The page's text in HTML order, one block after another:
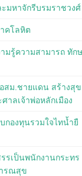
มหาจักรีบรมราชวงศ์
คโลหิต
มรู้ความสามารถ ทักษ
สม.ชายแดน สร้างสุข
าลเจ้าพ่อหลักเมือง
กองทุนรวมใจไทน้ำยื
รเป็นพนักงานกระทร
รณสุข